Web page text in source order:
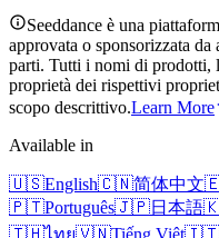
Seeddance è una
approvata o sponsorizzata
parti. Tutti i nomi di prodotti,
proprietà dei rispettivi
scopo descrittivo.Learn More
Available in
🇺🇸English🇨🇳简体中文
🇵🇹Português🇯🇵日本語